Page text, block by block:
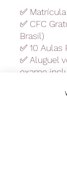
✅ Matrícula
✅ CFC
Brasil)
✅ 10
✅ Aluguel
exame